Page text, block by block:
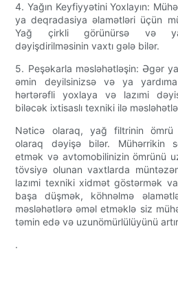
4. Yağın Keyfiyyətini Yoxlayın:
ya deqradasiya əlamətləri üçün
Yağ çirkli görünürsə və
dəyişdirilməsinin vaxtı gələ bilər.
5. Peşəkarla məsləhətləşin: Əgər
əmin deyilsinizsə və ya
hərtərəfli yoxlaya və lazımi
biləcək ixtisaslı texniki ilə
Nəticə olaraq, yağ filtrinin ömrü
olaraq dəyişə bilər. Mühərrikin
etmək və avtomobilinizin ömrünü
tövsiyə olunan vaxtlarda
lazımi texniki xidmət göstərmək
başa düşmək, köhnəlmə
məsləhətlərə əməl etməklə siz
təmin edə və uzunömürlülüyünü
.